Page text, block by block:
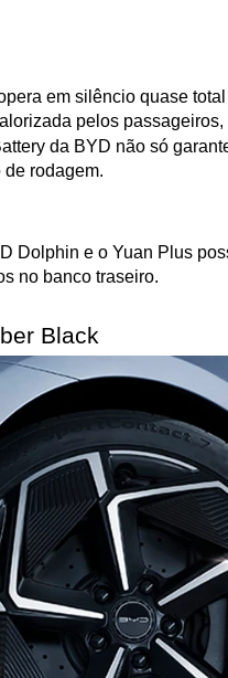
em silêncio quase
pelos
da BYD não só
rodagem.
Dolphin e o Yuan Plus
no banco traseiro.